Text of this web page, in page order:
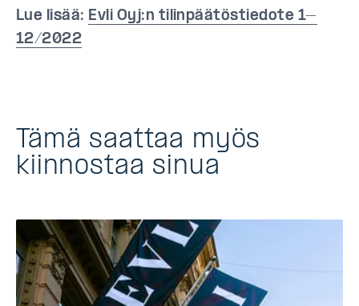
Lue lisää: Evli Oyj:n tilinpäätöstiedote 1–
12/2022
Tämä saattaa myös
kiinnostaa sinua